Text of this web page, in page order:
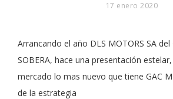
17 enero 2020
Arrancando el año DLS MOTORS SA del
SOBERA, hace una presentación
mercado lo mas nuevo que tiene GAC
de la estrategia